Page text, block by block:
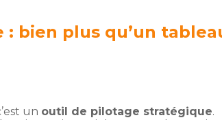
bien plus qu’un
un outil de pilotage stratégique.